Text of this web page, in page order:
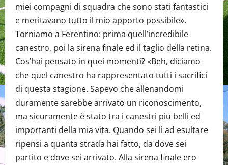
miei compagni di squadra che sono stati fantastici
e meritavano tutto il mio apporto possibile».
Torniamo a Ferentino: prima quell’incredibile
canestro, poi la sirena finale ed il taglio della retina.
Cos’hai pensato in quei momenti? «Beh, diciamo
che quel canestro ha rappresentato tutti i sacrifici
di questa stagione. Sapevo che allenandomi
duramente sarebbe arrivato un riconoscimento,
ma sicuramente è stato tra i canestri più belli ed
importanti della mia vita. Quando sei lì ad esultare
ripensi a quanta strada hai fatto, da dove sei
partito e dove sei arrivato. Alla sirena finale ero